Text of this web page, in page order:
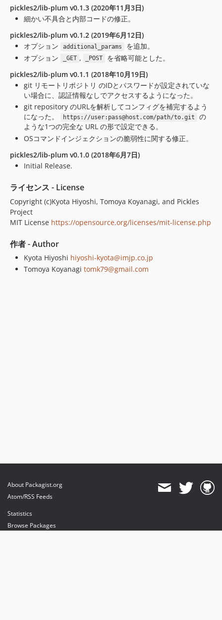
pickles2/lib-plum v0.1.3 (2020年11月3日)
細かい不具合と内部コードの修正。
pickles2/lib-plum v0.1.2 (2019年6月12日)
オプション
additional_params
を追加。
オプション
_GET , _POST
を省略可能とした。
pickles2/lib-plum v0.1.1 (2018年10月19日)
git リモートリポジトリ のIDとパスワードが設定されていな
い場合に、認証情報なしでアクセスするようになった。
git repository のURLを解析してコンフィグを補完するよう
になった。
https://user:pass@host.com/path/to.git
の
ような1つの完全な URL の形で設定できる。
OSコマンドインジェクションの脆弱性に関する修正。
pickles2/lib-plum v0.1.0 (2018年6月7日)
Initial Release.
ライセンス - License
Copyright (c)Kyota Hiyoshi, Tomoya Koyanagi, and Pickles
Project
MIT License https://opensource.org/licenses/mit-license.php
作者 - Author
Kyota Hiyoshi hiyoshi-kyota@imjp.co.jp
Tomoya Koyanagi tomk79@gmail.com
About Packagist.org
Atom/RSS Feeds
Statistics
Browse Packages